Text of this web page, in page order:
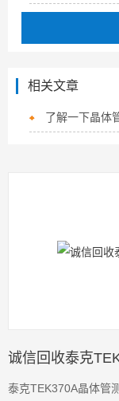
相关文章
了解一下晶体
诚信回收泰克
泰克TEK370A晶体管